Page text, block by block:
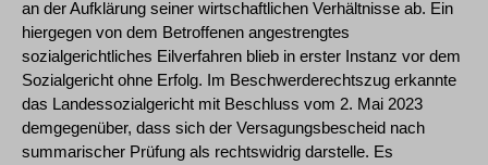
an der Aufklärung seiner wirtschaftlichen Verhältnisse ab. Ein
hiergegen von dem Betroffenen angestrengtes
sozialgerichtliches Eilverfahren blieb in erster Instanz vor dem
Sozialgericht ohne Erfolg. Im Beschwerderechtszug erkannte
das Landessozialgericht mit Beschluss vom 2. Mai 2023
demgegenüber, dass sich der Versagungsbescheid nach
summarischer Prüfung als rechtswidrig darstelle. Es